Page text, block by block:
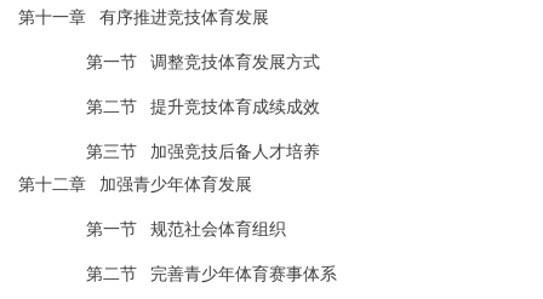
第十一章
有序推进竞技体育发展
第一节 调整竞技体育发展方式
第二节 提升竞技体育成续成效
第三节
加强竞技后备人才培养
第十二章
加强青少年体育发展
第一节 规范社会体育组织
第二节 完善青少年体育赛事体系